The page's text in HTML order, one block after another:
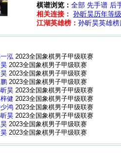
棋谱浏览： 全部 先手谱 后
相关连接： 孙昕昊历年等
江湖英雄榜： 孙昕昊英雄
泓 2023全国象棋男子甲级联赛
2023全国象棋男子甲级联赛
2023全国象棋男子甲级联赛
2023全国象棋男子甲级联赛
昊 2023全国象棋男子甲级联赛
健 2023全国象棋男子甲级联赛
鸿 2023全国象棋男子甲级联赛
昊 2023全国象棋男子甲级联赛
2023全国象棋男子甲级联赛
2023全国象棋男子甲级联赛